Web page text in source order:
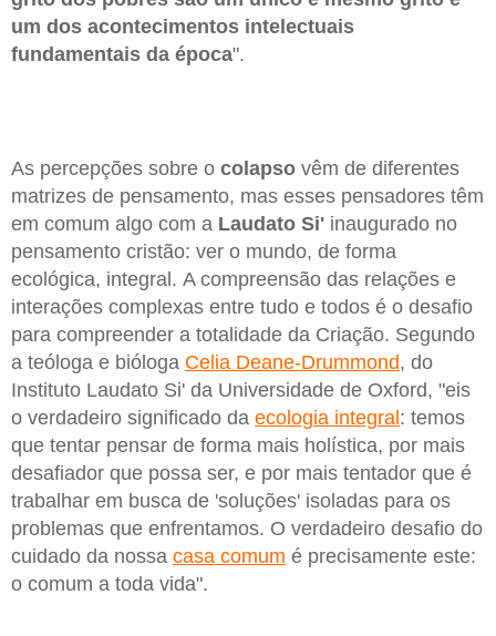
um dos acontecimentos intelectuais
fundamentais da época".
As percepções sobre o colapso vêm de diferentes
matrizes de pensamento, mas esses pensadores têm
em comum algo com a Laudato Si' inaugurado no
pensamento cristão: ver o mundo, de forma
ecológica, integral. A compreensão das relações e
interações complexas entre tudo e todos é o desafio
para compreender a totalidade da Criação. Segundo
a teóloga e bióloga Celia Deane-Drummond, do
Instituto Laudato Si' da Universidade de Oxford, "eis
o verdadeiro significado da ecologia integral : temos
que tentar pensar de forma mais holística, por mais
desafiador que possa ser, e por mais tentador que é
trabalhar em busca de 'soluções' isoladas para os
problemas que enfrentamos. O verdadeiro desafio do
cuidado da nossa casa comum é precisamente este:
o comum a toda vida".